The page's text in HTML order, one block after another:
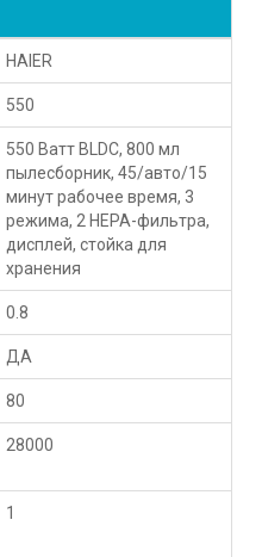
HAIER
550
550 Ватт BLDC, 800 мл
пылесборник, 45/авто/15
минут рабочее время, 3
режима, 2 HEPA-фильтра,
дисплей, стойка для
хранения
0.8
ДА
80
28000
1